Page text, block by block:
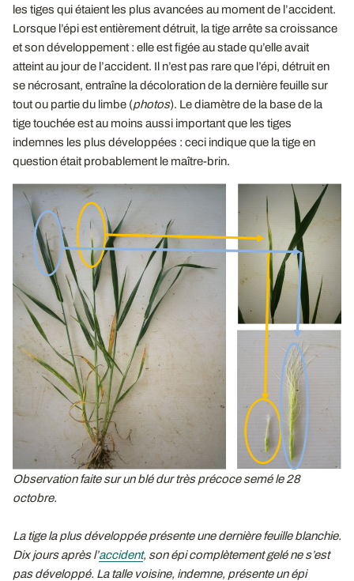
les tiges qui étaient les plus avancées au moment de l’accident.
Lorsque l’épi est entièrement détruit, la tige arrête sa croissance
et son développement : elle est figée au stade qu’elle avait
atteint au jour de l’accident. Il n’est pas rare que l’épi, détruit en
se nécrosant, entraîne la décoloration de la dernière feuille sur
tout ou partie du limbe (photos). Le diamètre de la base de la
tige touchée est au moins aussi important que les tiges
indemnes les plus développées : ceci indique que la tige en
question était probablement le maître-brin.
Observation faite sur un blé dur très précoce semé le 28
octobre.
La tige la plus développée présente une dernière feuille blanchie.
Dix jours après l’accident, son épi complètement gelé ne s’est
pas développé. La talle voisine, indemne, présente un épi